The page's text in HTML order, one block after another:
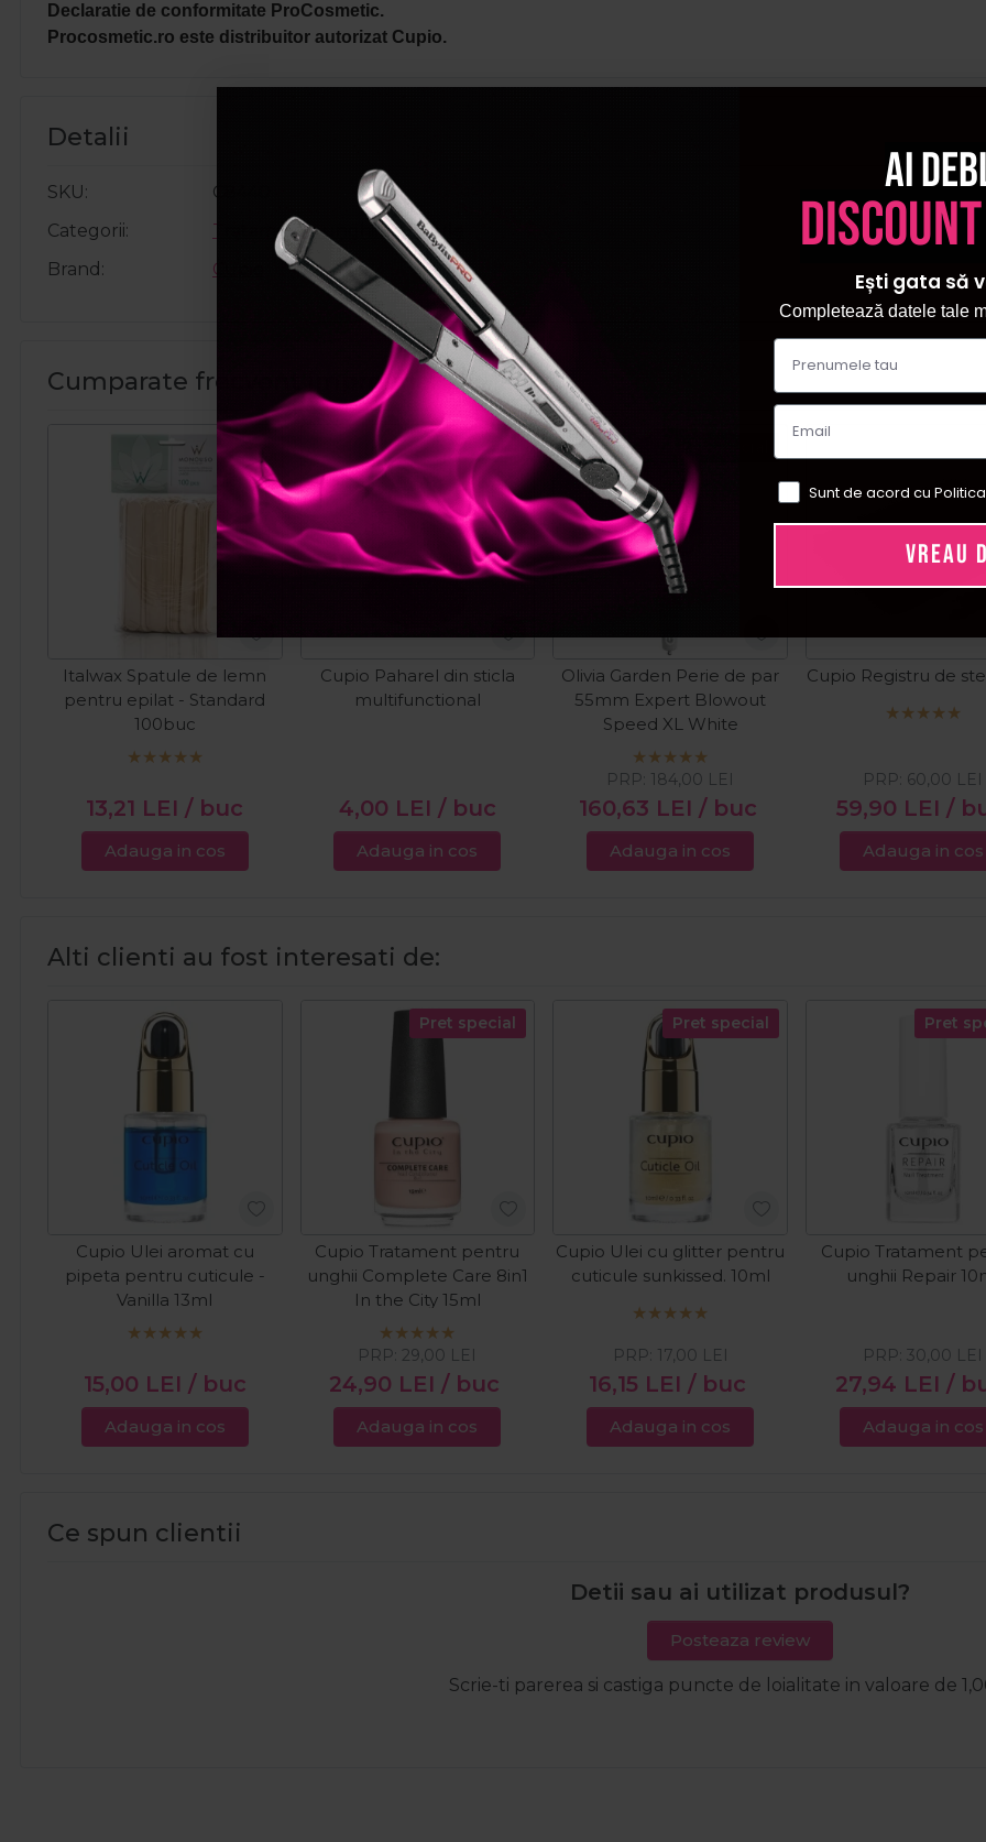
Declaratie de conformitate ProCosmetic.
Procosmetic.ro este distribuitor autorizat Cupio.
Detalii
SKU
C8440
Categorii
Tratamente unghii&cuticule
Brand
Cupio
Cumparate frecvent impreuna:
Italwax Spatule de lemn
pentru epilat - Standard
100buc
13,21 LEI / buc
Adauga in cos
Cupio Paharel din sticla
multifunctional
4,00 LEI / buc
Adauga in cos
Olivia Garden Perie de par
55mm Expert Blowout
Speed XL White
160,63 LEI / buc
PRP: 184,00 LEI
Adauga in cos
Cupio Registru de
59,90 LEI /
PRP: 60,00 LEI
Adauga in cos
Alti clienti au fost interesati de:
Cupio Ulei aromat cu
pipeta pentru cuticule -
Vanilla 13ml
15,00 LEI / buc
Adauga in cos
Pret special
Cupio Tratament pentru
unghii Complete Care 8in1
In the City 15ml
24,90 LEI / buc
PRP: 29,00 LEI
Adauga in cos
Pret special
Cupio Ulei cu glitter pentru
cuticule sunkissed. 10ml
16,15 LEI / buc
PRP: 17,00 LEI
Adauga in cos
Pret
Cupio Tratament
unghii Repair
27,94 LEI /
PRP:30,00 LEI
Adauga in cos
Ce spun clientii
Detii sau ai utilizat produsul?
Posteaza review
Scrie-ti parerea si castiga puncte de loialitate in valoare de
Ai
Ești gata să
Completează datele tale
Sunt de acord cu
VREAU